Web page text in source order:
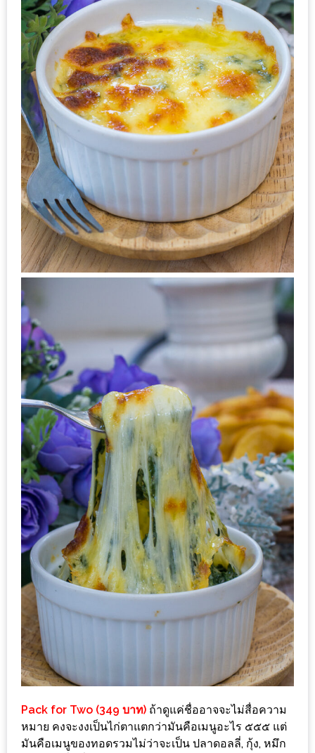
ช็อป
ฟิน
กิน
เพลิน
HFG
GAME
(SABAI
SEAFOOD)
HOMEPRO
FAIR
เดียว
ช้อป
กิน
เที่ยว
พร้อม
โปร
โม
ชั่น
สำหรับ
คน
รัก
บ้าน
ACCOUNT
NEW
FACEBOOK
Pack for Two (349 บาท) ถ้าดูแค่ชื่ออาจจะไม่สื่อความ
หมาย คงจะงงเป็นไก่ตาแตกว่ามันคือเมนูอะไร ๕๕๕ แต่
มันคือเมนูของทอดรวมไม่ว่าจะเป็น ปลาดอลลี่, กุ้ง, หมึก